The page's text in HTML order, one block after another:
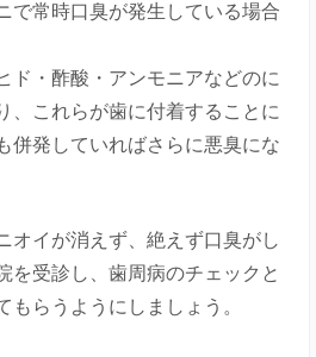
で常時口臭が発生している場合
ド・酢酸・アンモニアなどのに
、これらが歯に付着することに
併発していればさらに悪臭にな
オイが消えず、絶えず口臭がし
を受診し、歯周病のチェックと
もらうようにしましょう。